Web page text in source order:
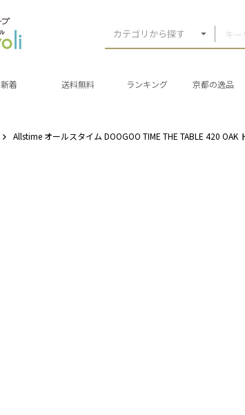
カテゴリから探す
新着 送料無料 ランキング 京都の逸品
Allstime オールスタイム DOOGOO TIME THE TABLE 420